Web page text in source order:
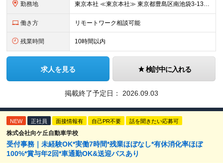
勤務地 東京本社 ≪東京本社≫ 東京都豊島区南池袋3-13-8 ホウエイビル9F ★経験者はフルリモート/リモート可 ★通院による早出や遅出にも柔軟に対応 ★池袋駅より徒歩5分の好アクセス ★未経験の方は
働き方 リモートワーク相談可能
残業時間 10時間以内
求人を見る 検討中に入れる
掲載終了予定日： 2026.09.03
NEW 正社員 面接情報有 自己PR不要 話を聞きたい応募可
株式会社向ケ丘自動車学校
受付事務｜未経験OK*実働7時間*残業ほぼなし*有休消化率ほぼ
100%*賞与年2回*車通勤OK&送迎バスあり